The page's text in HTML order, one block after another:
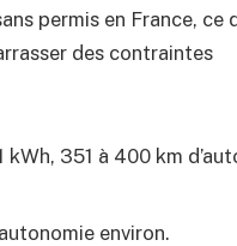
permis en France, ce
des contraintes
kWh, 351 à 400 km
environ.